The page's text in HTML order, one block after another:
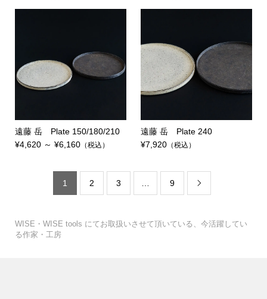
遠藤 岳 Plate 150/180/210
¥4,620 ～ ¥6,160（税込）
遠藤 岳 Plate 240
¥7,920 （税込）
1 2 3 9 
WISE・WISE tools にてお取扱いさせて頂いている、今活躍してい
る作家・工房